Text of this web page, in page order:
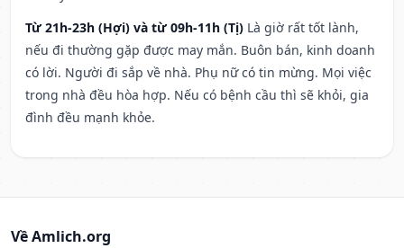
Từ 21h-23h (Hợi) và từ 09h-11h (Tị) Là giờ rất tốt lành,
nếu đi thường gặp được may mắn. Buôn bán, kinh doanh
có lời. Người đi sắp về nhà. Phụ nữ có tin mừng. Mọi việc
trong nhà đều hòa hợp. Nếu có bệnh cầu thì sẽ khỏi, gia
đình đều mạnh khỏe.
Về Amlich.org